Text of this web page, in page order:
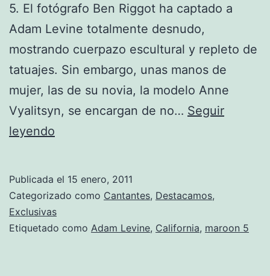
5. El fotógrafo Ben Riggot ha captado a
Adam Levine totalmente desnudo,
mostrando cuerpazo escultural y repleto de
tatuajes. Sin embargo, unas manos de
mujer, las de su novia, la modelo Anne
Vyalitsyn, se encargan de no… Seguir
leyendo
Marron
5
posa
Publicada el 15 enero, 2011
Categorizado como Cantantes, Destacamos,
Exclusivas
Etiquetado como Adam Levine, California, maroon 5